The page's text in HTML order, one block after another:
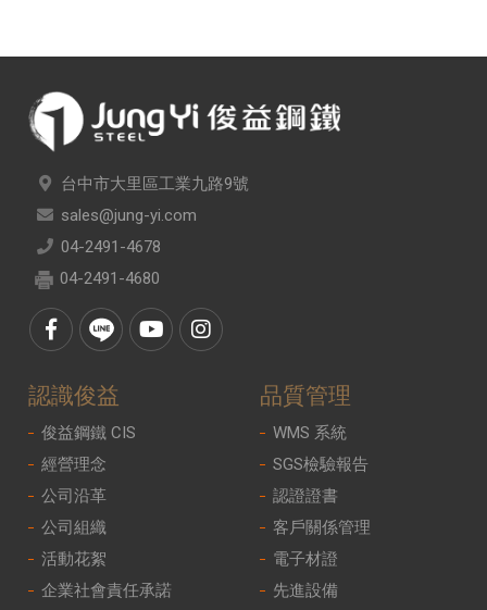
台中市大里區工業九路9號
sales@jung-yi.com
04-2491-4678
04-2491-4680
認識俊益
俊益鋼鐵 CIS
經營理念
公司沿革
公司組織
活動花絮
企業社會責任承諾
品質管理
WMS 系統
SGS檢驗報告
認證證書
客戶關係管理
電子材證
先進設備